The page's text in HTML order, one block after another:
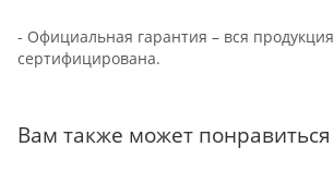
- Официальная гарантия – вся продукция
сертифицирована.
Вам также может понравиться